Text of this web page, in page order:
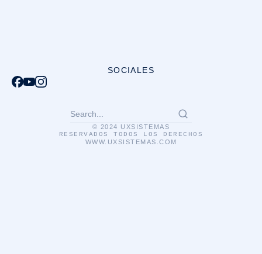
SOCIALES
© 2024 UXSISTEMAS
RESERVADOS TODOS LOS DERECHOS
WWW.UXSISTEMAS.COM